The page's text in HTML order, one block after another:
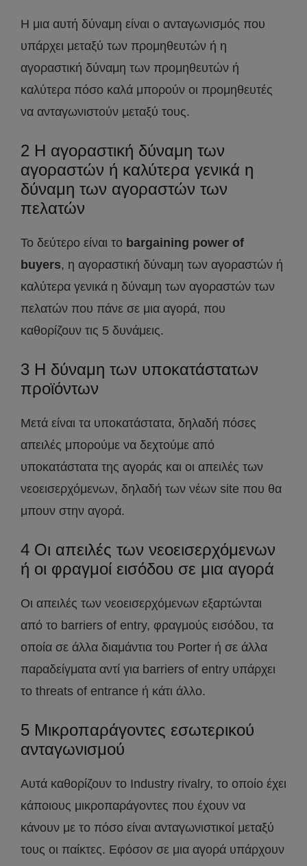
Η μια αυτή δύναμη είναι ο ανταγωνισμός που
υπάρχει μεταξύ των προμηθευτών ή η
αγοραστική δύναμη των προμηθευτών ή
καλύτερα πόσο καλά μπορούν οι προμηθευτές
να ανταγωνιστούν μεταξύ τους.
2 H αγοραστική δύναμη των
αγοραστών ή καλύτερα γενικά η
δύναμη των αγοραστών των
πελατών
Το δεύτερο είναι το bargaining power of
buyers, η αγοραστική δύναμη των αγοραστών ή
καλύτερα γενικά η δύναμη των αγοραστών των
πελατών που πάνε σε μια αγορά, που
καθορίζουν τις 5 δυνάμεις.
3 Η δύναμη των υποκατάστατων
προϊόντων
Μετά είναι τα υποκατάστατα, δηλαδή πόσες
απειλές μπορούμε να δεχτούμε από
υποκατάστατα της αγοράς και οι απειλές των
νεοεισερχόμενων, δηλαδή των νέων site που θα
μπουν στην αγορά.
4 Οι απειλές των νεοεισερχόμενων
ή οι φραγμοί εισόδου σε μια αγορά
Οι απειλές των νεοεισερχόμενων εξαρτώνται
από το barriers of entry, φραγμούς εισόδου, τα
οποία σε άλλα διαμάντια του Porter ή σε άλλα
παραδείγματα αντί για barriers of entry υπάρχει
το threats of entrance ή κάτι άλλο.
5 Μικροπαράγοντες εσωτερικού
ανταγωνισμού
Αυτά καθορίζουν το Industry rivalry, το οποίο έχει
κάποιους μικροπαράγοντες που έχουν να
κάνουν με το πόσο είναι ανταγωνιστικοί μεταξύ
τους οι παίκτες. Εφόσον σε μια αγορά υπάρχουν